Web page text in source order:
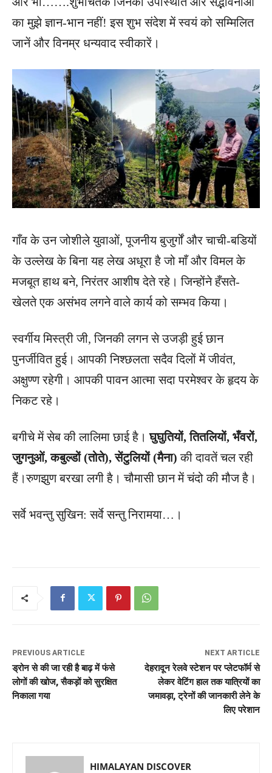
का मुझे ज्ञान-भान नहीं! इस शुभ संदेश में स्वयं को सम्मिलित
जानें और विनम्र धन्यवाद स्वीकारें।
गाँव के उन जोशीले युवाओं, पूजनीय बुजुर्गों और चाची-बडियों
के उल्लेख के बिना यह लेख अधूरा है जो माँ और विमल के
मजबूत हाथ बने, निरंतर आशीष देते रहे। जिन्होंने हँसते-
खेलते एक असंभव लगने वाले कार्य को सम्भव किया।
स्वर्गीय मिस्त्री जी, जिनकी लगन से उजड़ी हुई छान
पुनर्जीवित हुई। आपकी निश्छलता सदैव दिलों में जीवंत,
अक्षुण्ण रहेगी। आपकी पावन आत्मा सदा परमेश्वर के हृदय के
निकट रहे।
बगीचे में सेब की लालिमा छाई है।घुघुतियों, तितलियों, भँवरों,
जुगनुओं, कबुल्डों (तोते), सेंटुलियों (मैना) की दावतें चल रही
हैं।रुणझुण बरखा लगी है। चौमासी छान में चंदो की मौज है।
सर्वे भवन्तु सुखिन: सर्वे सन्तु निरामया…।
PREVIOUS ARTICLE
ड्रोन से की जा रही है बाढ़ में फंसे
लोगों की खोज, सैकड़ों को सुरक्षित
निकाला गया
NEXT ARTICLE
देहरादून रेलवे स्टेशन पर प्लेटफॉर्म से
लेकर वेटिंग हाल तक यात्रियों का
जमावड़ा, ट्रेनों की जानकारी लेने के
लिए परेशान
HIMALAYAN DISCOVER